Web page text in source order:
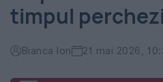
timpul
Bianca Ion 21 mai 2026,